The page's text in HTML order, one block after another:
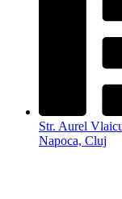
Str. Aurel
Napoca, Cluj